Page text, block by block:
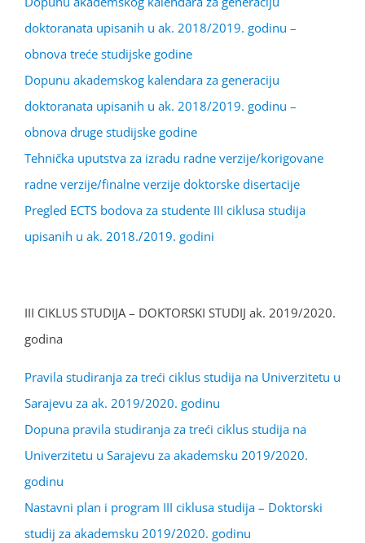
doktoranata upisanih u ak. 2018/2019. godinu –
obnova treće studijske godine
Dopunu akademskog kalendara za generaciju
doktoranata upisanih u ak. 2018/2019. godinu –
obnova druge studijske godine
Tehnička uputstva za izradu radne verzije/korigovane
radne verzije/finalne verzije doktorske disertacije
Pregled ECTS bodova za studente III ciklusa studija
upisanih u ak. 2018./2019. godini
III CIKLUS STUDIJA – DOKTORSKI STUDIJ ak. 2019/2020.
godina
Pravila studiranja za treći ciklus studija na Univerzitetu u
Sarajevu za ak. 2019/2020. godinu
Dopuna pravila studiranja za treći ciklus studija na
Univerzitetu u Sarajevu za akademsku 2019/2020.
godinu
Nastavni plan i program III ciklusa studija – Doktorski
studij za akademsku 2019/2020. godinu